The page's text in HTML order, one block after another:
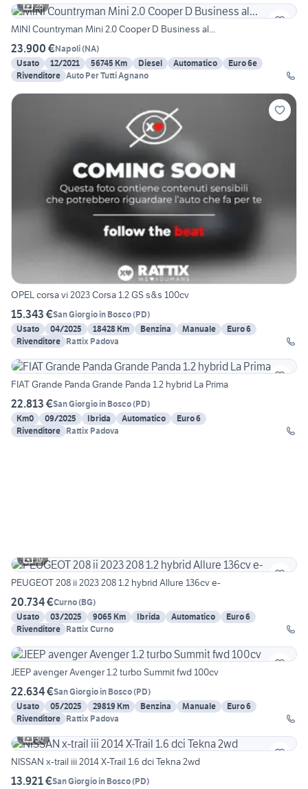
25
MINI Countryman Mini 2.0 Cooper D Business al...
23.900 €Napoli(NA)
Usato
12/2021 56745 Km Diesel Automatico
Euro 6e
Rivenditore Auto Per Tutti Agnano
OPEL corsa vi 2023 Corsa 1.2 GS s&s 100cv
15.343 €San Giorgio in Bosco(PD)
Usato
04/2025 18428 Km Benzina Manuale
Euro 6
Rivenditore Rattix Padova
FIAT Grande Panda Grande Panda 1.2 hybrid La Prima
22.813 €San Giorgio in Bosco(PD)
Km0
09/2025 Ibrida Automatico
Euro 6
Rivenditore Rattix Padova
19
PEUGEOT 208 ii 2023 208 1.2 hybrid Allure 136cv e-
20.734 €Curno(BG)
Usato
03/2025 9065 Km Ibrida Automatico
Euro 6
Rivenditore Rattix Curno
JEEP avenger Avenger 1.2 turbo Summit fwd 100cv
22.634 €San Giorgio in Bosco(PD)
Usato
05/2025 29819 Km Benzina Manuale
Euro 6
Rivenditore Rattix Padova
30
NISSAN x-trail iii 2014 X-Trail 1.6 dci Tekna 2wd
13.921 €San Giorgio in Bosco(PD)